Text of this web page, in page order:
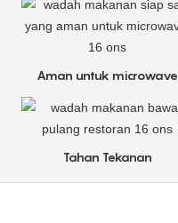
Aman untuk microwave
Tahan Tekanan